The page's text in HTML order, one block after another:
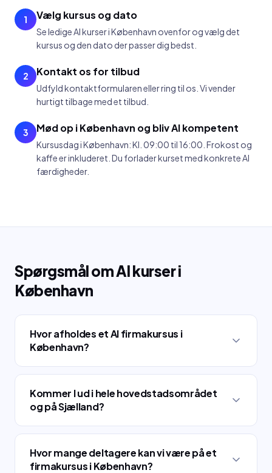
1 Vælg kursus og dato
Se ledige AI kurser i København ovenfor og vælg det
kursus og den dato der passer dig bedst.
2 Kontakt os for tilbud
Udfyld kontaktformularen eller ring til os. Vi vender
hurtigt tilbage med et tilbud.
3 Mød op i København og bliv AI kompetent
Kursusdag i København: Kl. 09:00 til 16:00. Frokost og
kaffe er inkluderet. Du forlader kurset med konkrete AI
færdigheder.
Spørgsmål om AI kurser i
København
Hvor afholdes et AI firmakursus i
København?
Kommer I ud i hele hovedstadsområdet
og på Sjælland?
Hvor mange deltagere kan vi være på et
firmakursus i København?